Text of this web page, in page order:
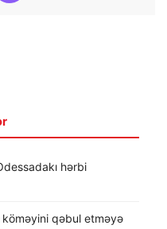
hərbi
köməyini qəbul etməyə